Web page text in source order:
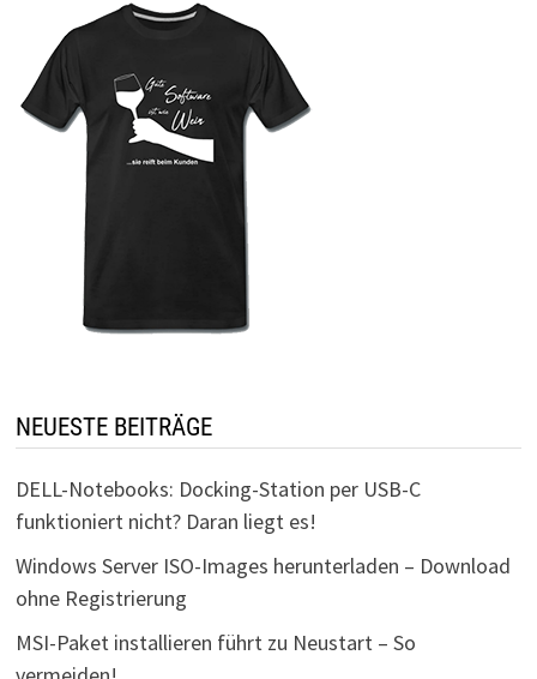
NEUESTE BEITRÄGE
DELL-Notebooks: Docking-Station per USB-C
funktioniert nicht? Daran liegt es!
Windows Server ISO-Images herunterladen – Download
ohne Registrierung
MSI-Paket installieren führt zu Neustart – So